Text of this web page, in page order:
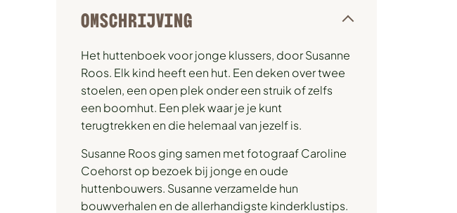
OMSCHRIJVING
Het huttenboek voor jonge klussers, door Susanne
Roos. Elk kind heeft een hut. Een deken over twee
stoelen, een open plek onder een struik of zelfs
een boomhut. Een plek waar je je kunt
terugtrekken en die helemaal van jezelf is.
Susanne Roos ging samen met fotograaf Caroline
Coehorst op bezoek bij jonge en oude
huttenbouwers. Susanne verzamelde hun
bouwverhalen en de allerhandigste kinderklustips.